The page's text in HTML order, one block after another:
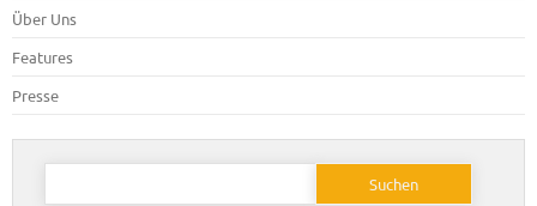
Über Uns
Features
Presse
Suchen